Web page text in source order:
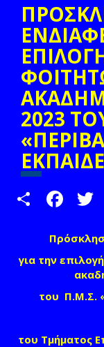
2023
Share
για την
του Π.Μ.Σ.
του Τμήματος